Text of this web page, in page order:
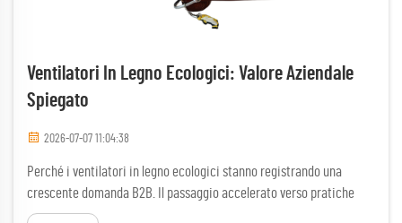
Ventilatori In Legno Ecologici: Valore Aziendale
Spiegato
2026-07-07 11:04:38
Perché i ventilatori in legno ecologici stanno registrando una
crescente domanda B2B. Il passaggio accelerato verso pratiche
aziendali sostenibili sta ridefinendo gli acquisti nel settore